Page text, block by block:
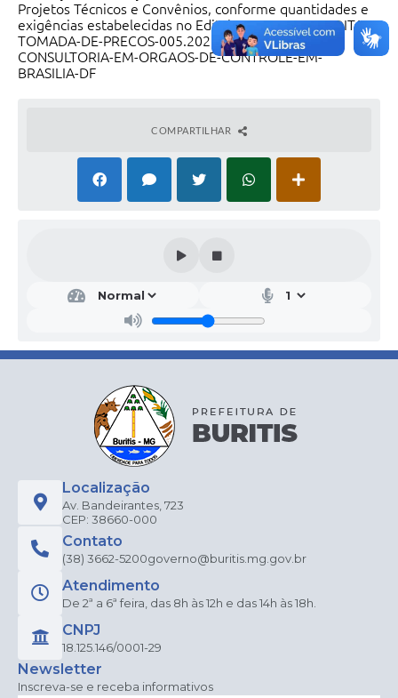
Projetos Técnicos e Convênios, conforme quantidades e
exigências estabelecidas no Edital e seus anexos.EDITAL-
TOMADA-DE-PRECOS-005.2023-ASSESSORIA-E-
CONSULTORIA-EM-ORGAOS-DE-CONTROLE-EM-
BRASILIA-DF
COMPARTILHAR
Localização
Av. Bandeirantes, 723
CEP: 38660-000
Contato
(38) 3662-5200governo@buritis.mg.gov.br
Atendimento
De 2ª a 6ª feira, das 8h às 12h e das 14h às 18h.
CNPJ
18.125.146/0001-29
Newsletter
Inscreva-se e receba informativos